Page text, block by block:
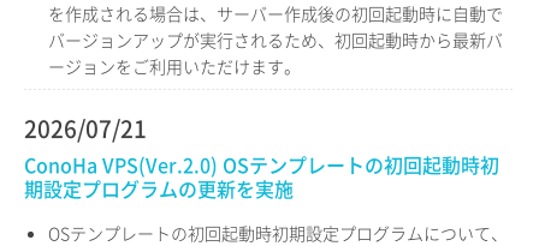
を作成される場合は、サーバー作成後の初回起動時に自動で
バージョンアップが実行されるため、初回起動時から最新バ
ージョンをご利用いただけます。
2026/07/21
ConoHa VPS(Ver.2.0) OSテンプレートの初回起動時初
期設定プログラムの更新を実施
OSテンプレートの初回起動時初期設定プログラムについて、